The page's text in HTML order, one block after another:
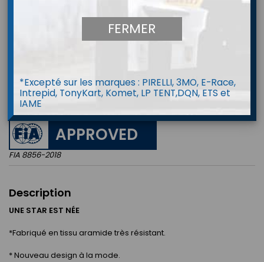
Combinaison P1 LAP Evo (FIA 8856-
2018)
APPROVED
FIA 8856-2018
Description
UNE STAR EST NÉE
*Fabriqué en tissu aramide très résistant.
* Nouveau design à la mode.
FERMER
*Excepté sur les marques : PIRELLI, 3MO, E-Race,
Intrepid, TonyKart, Komet, LP TENT,DQN, ETS et
IAME